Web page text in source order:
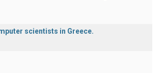
scientists in Greece.